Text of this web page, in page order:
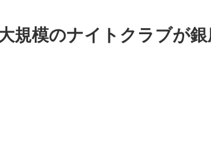
規模のナイトクラブが